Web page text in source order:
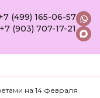
(499) 165-06-57
+7 (903) 707-17-21
на 14 февраля